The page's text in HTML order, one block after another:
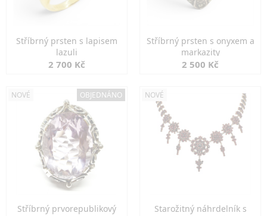
Stříbrný prsten s lapisem
lazuli
2 700 Kč
Stříbrný prsten s onyxem a
markazity
2 500 Kč
NOVÉ OBJEDNÁNO
Stříbrný prvorepublikový
NOVÉ
Starožitný náhrdelník s